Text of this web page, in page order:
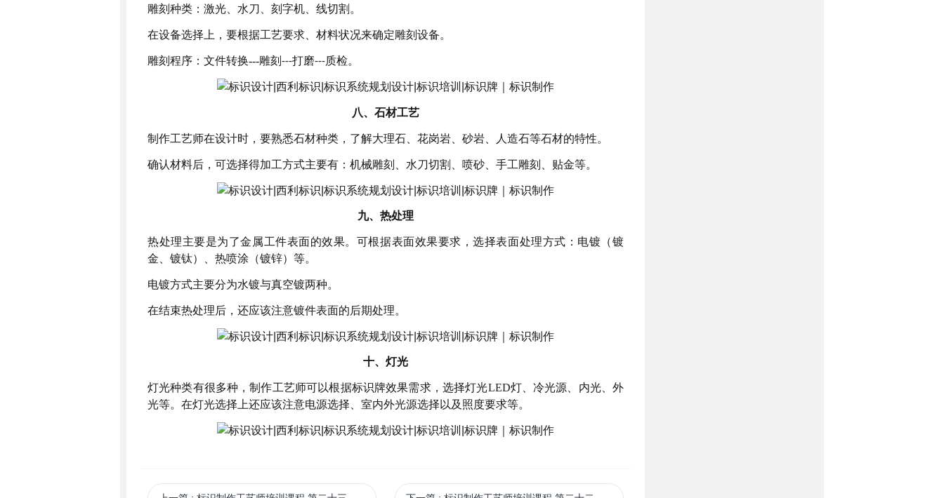
雕刻种类：激光、水刀、刻字机、线切割。
在设备选择上，要根据工艺要求、材料状况来确定雕刻设备。
雕刻程序：文件转换---雕刻 ---打磨---质检。
八、 石材工艺
制作工艺师在设计时，要熟悉石材种类，了解大理石、花岗岩、砂岩、人造石等石材的特性。
确认材料后，可选择得加工方式主要有：机械雕刻、水刀切割、喷砂、手工雕刻、贴金等。
九、 热处理
热处理主要是为了金属工件表面的效果。可根据表面效果要求，选择表面处理方式：电镀（镀
金、镀钛）、热喷涂（镀锌）等。
电镀方式主要分为水镀与真空镀两种。
在结束热处理后，还应该注意镀件表面的后期处理。
十、 灯光
灯光种类有很多种，制作工艺师可以根据标识牌效果需求，选择灯光LED灯、冷光源、内光、外
光等。在灯光选择上还应该注意电源选择、室内外光源选择以及照度要求等。